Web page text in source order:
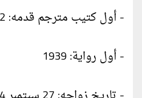
- أول كتيب مترجم قدمه: 1932
- أول رواية: 1939